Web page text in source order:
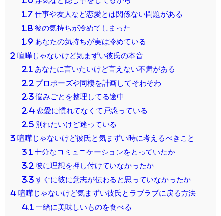
1.7仕事や友人など恋愛とは関係ない問題がある
1.8彼の気持ちが冷めてしまった
1.9 あなたの気持ちが実は冷めている
2 喧嘩じゃないけど気まずい彼氏の本音
2.1
あなたに言いたいけど言えない不満がある
2.2 プロポーズや同棲を計画してそわそわ
2.3悩みごとを整理してる途中
2.4恋愛に慣れてなくて戸惑っている
2.5別れたいけど迷っている
3 喧嘩じゃないけど彼氏と気まずい時に考えるべきこと
3.1 十分なコミュニケーションをとっていたか
3.2 彼に理想を押し付けていなかったか
3.3すぐに彼に意志が伝わると思っていなかったか
4 喧嘩じゃないけど気まずい彼氏とラブラブに戻る方法
4.1 一緒に美味しいものを食べる